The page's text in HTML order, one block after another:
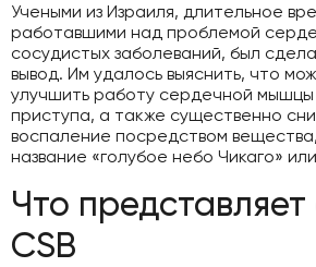
Учеными из Израиля, длительное
работавшими над проблемой
сосудистых заболеваний, был
вывод. Им удалось выяснить, что
улучшить работу сердечной
приступа, а также существенно
воспаление посредством
название «голубое небо Чикаго»
Что
CSB